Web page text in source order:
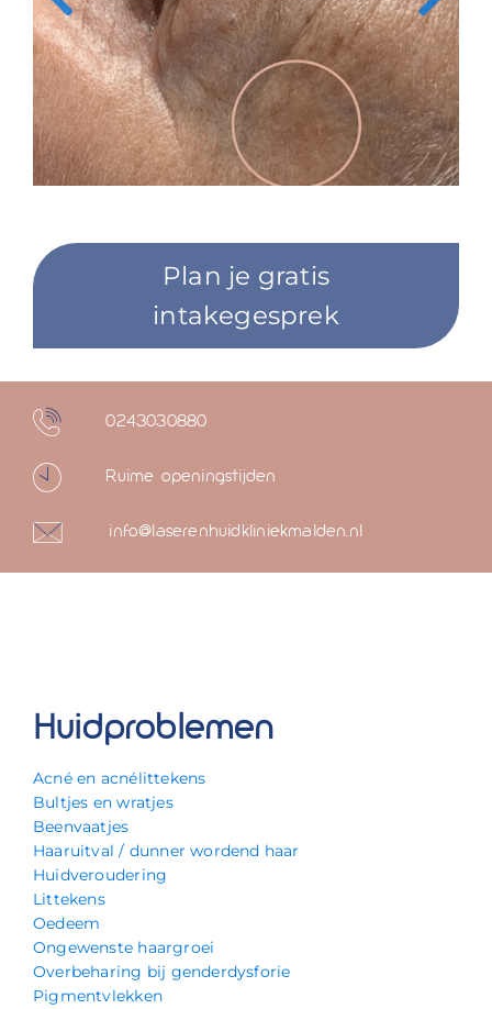
Plan je gratis
intakegesprek
0243030880
Ruime openingstijden
info@laserenhuidkliniekmalden.nl
Huidproblemen
Acné en acnélittekens
Bultjes en wratjes
Beenvaatjes
Haaruitval / dunner wordend haar
Huidveroudering
Littekens
Oedeem
Ongewenste haargroei
Overbeharing bij genderdysforie
Pigmentvlekken